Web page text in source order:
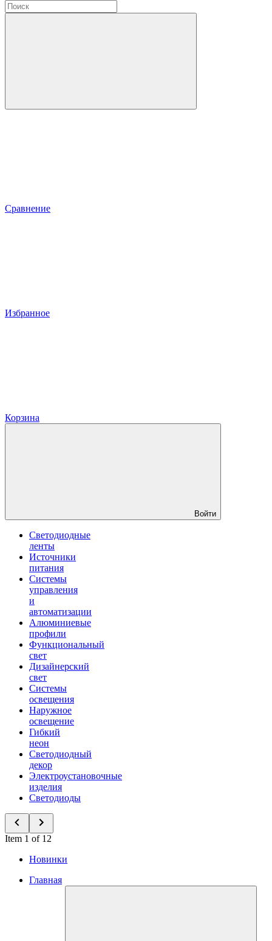
Сравнение
Избранное
Корзина
Войти
Светодиодные
ленты
Источники
питания
Системы
управления
и
автоматизации
Алюминиевые
профили
Функциональный
свет
Дизайнерский
свет
Системы
освещения
Наружное
освещение
Гибкий
неон
Светодиодный
декор
Электроустановочные
изделия
Светодиоды
Item 1 of 12
Новинки
Главная